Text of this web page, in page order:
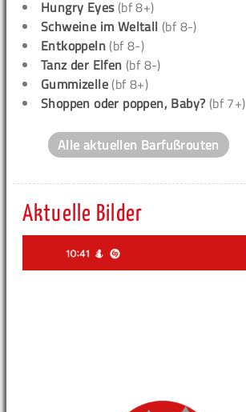
Hungry Eyes(bf 8+)
Schweine im Weltall (bf 8-)
Entkoppeln (bf 8-)
Tanz der Elfen (bf 8-)
Gummizelle (bf 8+)
Shoppen oder poppen, Baby? (bf 7+)
Alle aktuellen Barfußrouten
Aktuelle Bilder